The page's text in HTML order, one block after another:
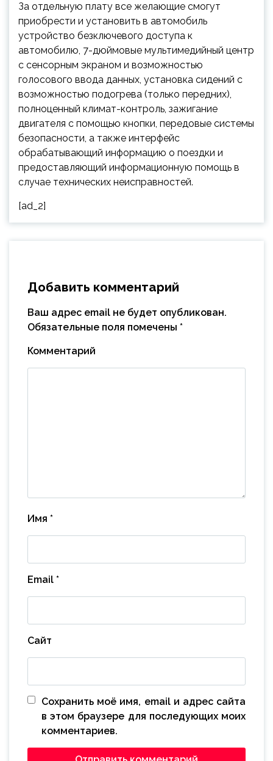
За отдельную плату все желающие смогут
приобрести и установить в автомобиль
устройство безключевого доступа к
автомобилю, 7-дюймовые мультимедийный центр
с сенсорным экраном и возможностью
голосового ввода данных, установка сидений с
возможностью подогрева (только передних),
полноценный климат-контроль, зажигание
двигателя с помощью кнопки, передовые системы
безопасности, а также интерфейс
обрабатывающий информацию о поездки и
предоставляющий информационную помощь в
случае технических неисправностей.
[ad_2]
Добавить комментарий
Ваш адрес email не будет опубликован.
Обязательные поля помечены *
Комментарий
Имя *
Email *
Сайт
Сохранить моё имя, email и адрес сайта
в этом браузере для последующих моих
комментариев.